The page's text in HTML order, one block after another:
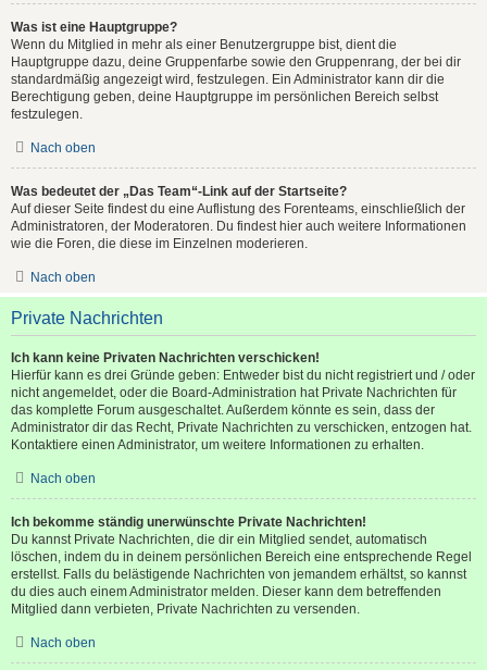
Was ist eine Hauptgruppe?
Wenn du Mitglied in mehr als einer Benutzergruppe bist, dient die
Hauptgruppe dazu, deine Gruppenfarbe sowie den Gruppenrang, der bei dir
standardmäßig angezeigt wird, festzulegen. Ein Administrator kann dir die
Berechtigung geben, deine Hauptgruppe im persönlichen Bereich selbst
festzulegen.
Nach oben
Was bedeutet der „Das Team“-Link auf der Startseite?
Auf dieser Seite findest du eine Auflistung des Forenteams, einschließlich der
Administratoren, der Moderatoren. Du findest hier auch weitere Informationen
wie die Foren, die diese im Einzelnen moderieren.
Nach oben
Private Nachrichten
Ich kann keine Privaten Nachrichten verschicken!
Hierfür kann es drei Gründe geben: Entweder bist du nicht registriert und / oder
nicht angemeldet, oder die Board-Administration hat Private Nachrichten für
das komplette Forum ausgeschaltet. Außerdem könnte es sein, dass der
Administrator dir das Recht, Private Nachrichten zu verschicken, entzogen hat.
Kontaktiere einen Administrator, um weitere Informationen zu erhalten.
Nach oben
Ich bekomme ständig unerwünschte Private Nachrichten!
Du kannst Private Nachrichten, die dir ein Mitglied sendet, automatisch
löschen, indem du in deinem persönlichen Bereich eine entsprechende Regel
erstellst. Falls du belästigende Nachrichten von jemandem erhältst, so kannst
du dies auch einem Administrator melden. Dieser kann dem betreffenden
Mitglied dann verbieten, Private Nachrichten zu versenden.
Nach oben